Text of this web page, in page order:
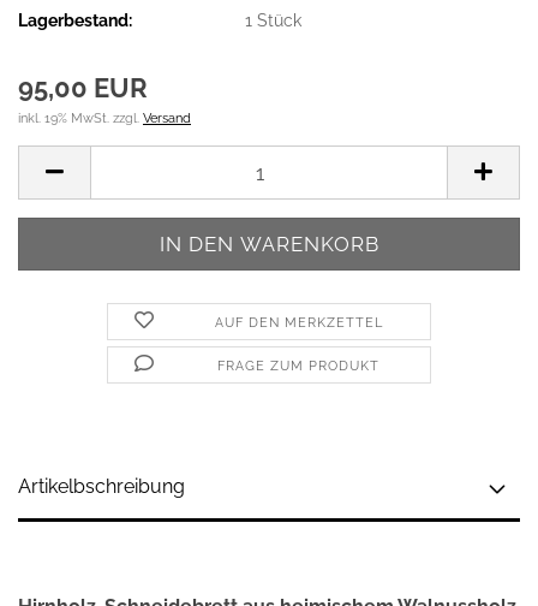
Lagerbestand: 1Stück
95,00 EUR
inkl. 19% MwSt. zzgl. Versand
AUF DEN MERKZETTEL
FRAGE ZUM PRODUKT
Artikelbschreibung